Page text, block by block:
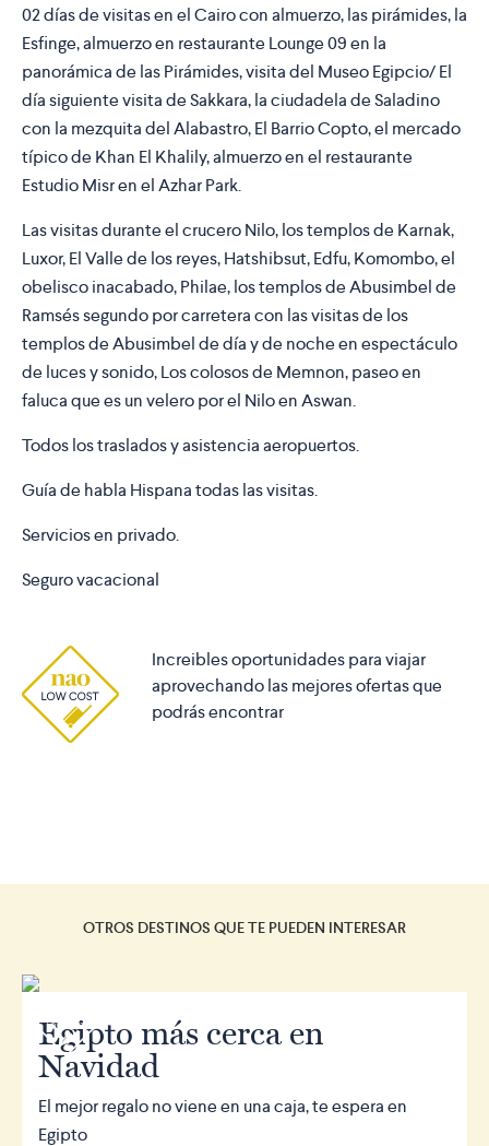
02 días de visitas en el Cairo con almuerzo, las pirámides, la
Esfinge, almuerzo en restaurante Lounge 09 en la
panorámica de las Pirámides, visita del Museo Egipcio/ El
día siguiente visita de Sakkara, la ciudadela de Saladino
con la mezquita del Alabastro, El Barrio Copto, el mercado
típico de Khan El Khalily, almuerzo en el restaurante
Estudio Misr en el Azhar Park.
Las visitas durante el crucero Nilo, los templos de Karnak,
Luxor, El Valle de los reyes, Hatshibsut, Edfu, Komombo, el
obelisco inacabado, Philae, los templos de Abusimbel de
Ramsés segundo por carretera con las visitas de los
templos de Abusimbel de día y de noche en espectáculo
de luces y sonido, Los colosos de Memnon, paseo en
faluca que es un velero por el Nilo en Aswan.
Todos los traslados y asistencia aeropuertos.
Guía de habla Hispana todas las visitas.
Servicios en privado.
Seguro vacacional
Increibles oportunidades para viajar
aprovechando las mejores ofertas que
podrás encontrar
OTROS DESTINOS QUE TE PUEDEN INTERESAR
r
Egipto más cerca en
Navidad
El mejor regalo no viene en una caja, te espera en
Egipto